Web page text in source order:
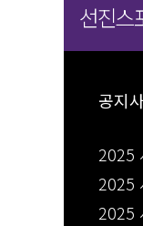
선진스
공지